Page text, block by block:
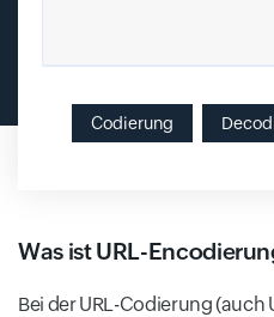
Codierung
Was ist URL-
Bei der URL-Codierung